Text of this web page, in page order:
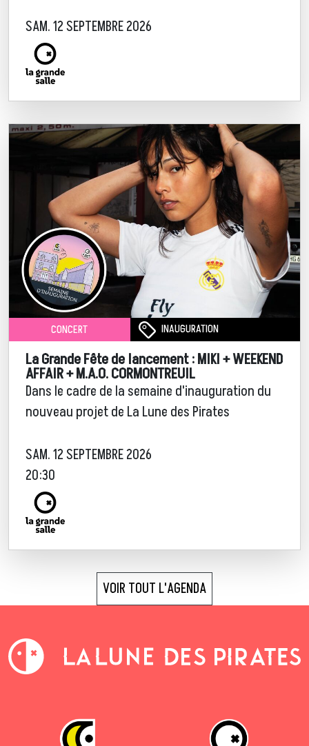
SAM. 12 SEPTEMBRE 2026
CONCERT INAUGURATION
La Grande Fête de lancement : MIKI + WEEKEND
AFFAIR + M.A.O. CORMONTREUIL
Dans le cadre de la semaine d'inauguration du
nouveau projet de La Lune des Pirates
SAM. 12 SEPTEMBRE 2026
20:30
VOIR TOUT L'AGENDA